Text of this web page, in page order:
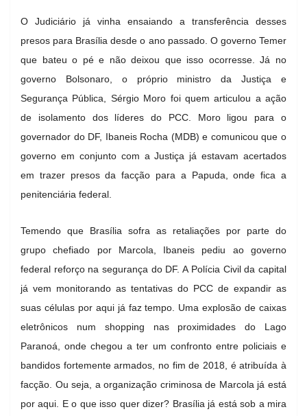
O Judiciário já vinha ensaiando a transferência desses
presos para Brasília desde o ano passado. O governo Temer
que bateu o pé e não deixou que isso ocorresse. Já no
governo Bolsonaro, o próprio ministro da Justiça e
Segurança Pública, Sérgio Moro foi quem articulou a ação
de isolamento dos líderes do PCC. Moro ligou para o
governador do DF, Ibaneis Rocha (MDB) e comunicou que o
governo em conjunto com a Justiça já estavam acertados
em trazer presos da facção para a Papuda, onde fica a
penitenciária federal.
Temendo que Brasília sofra as retaliações por parte do
grupo chefiado por Marcola, Ibaneis pediu ao governo
federal reforço na segurança do DF. A Polícia Civil da capital
já vem monitorando as tentativas do PCC de expandir as
suas células por aqui já faz tempo. Uma explosão de caixas
eletrônicos num shopping nas proximidades do Lago
Paranoá, onde chegou a ter um confronto entre policiais e
bandidos fortemente armados, no fim de 2018, é atribuída à
facção. Ou seja, a organização criminosa de Marcola já está
por aqui. E o que isso quer dizer? Brasília já está sob a mira